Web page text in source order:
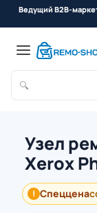
Ведущий B2B-
🔍
Узел
Xerox
! Спеццена